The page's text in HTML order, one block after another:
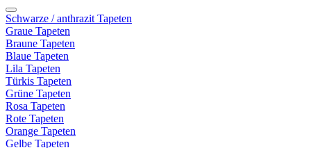
Schwarze / anthrazit Tapeten
Graue Tapeten
Braune Tapeten
Blaue Tapeten
Lila Tapeten
Türkis Tapeten
Grüne Tapeten
Rosa Tapeten
Rote Tapeten
Orange Tapeten
Gelbe Tapeten